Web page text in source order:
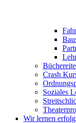
Crash
Soziales
Wir lernen